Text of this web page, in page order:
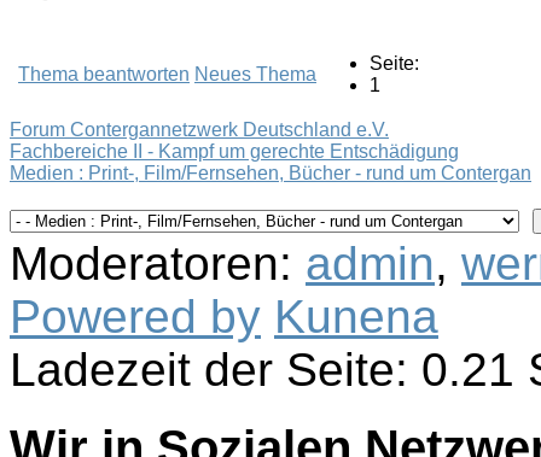
Thema beantworten Neues Thema
Seite:
1
Forum Contergannetzwerk Deutschland e.V.
Fachbereiche II - Kampf um gerechte Entschädigung
Medien : Print-, Film/Fernsehen, Bücher - rund um Contergan
Moderatoren: admin,
Powered by Kunena
Ladezeit der Seite: 0.21